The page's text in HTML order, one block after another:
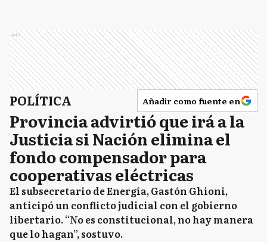
Ads
POLÍTICA Añadir como fuente en
Provincia advirtió que irá a la
Justicia si Nación elimina el
fondo compensador para
cooperativas eléctricas
El subsecretario de Energía, Gastón Ghioni,
anticipó un conflicto judicial con el gobierno
libertario. “No es constitucional, no hay manera
que lo hagan”, sostuvo.